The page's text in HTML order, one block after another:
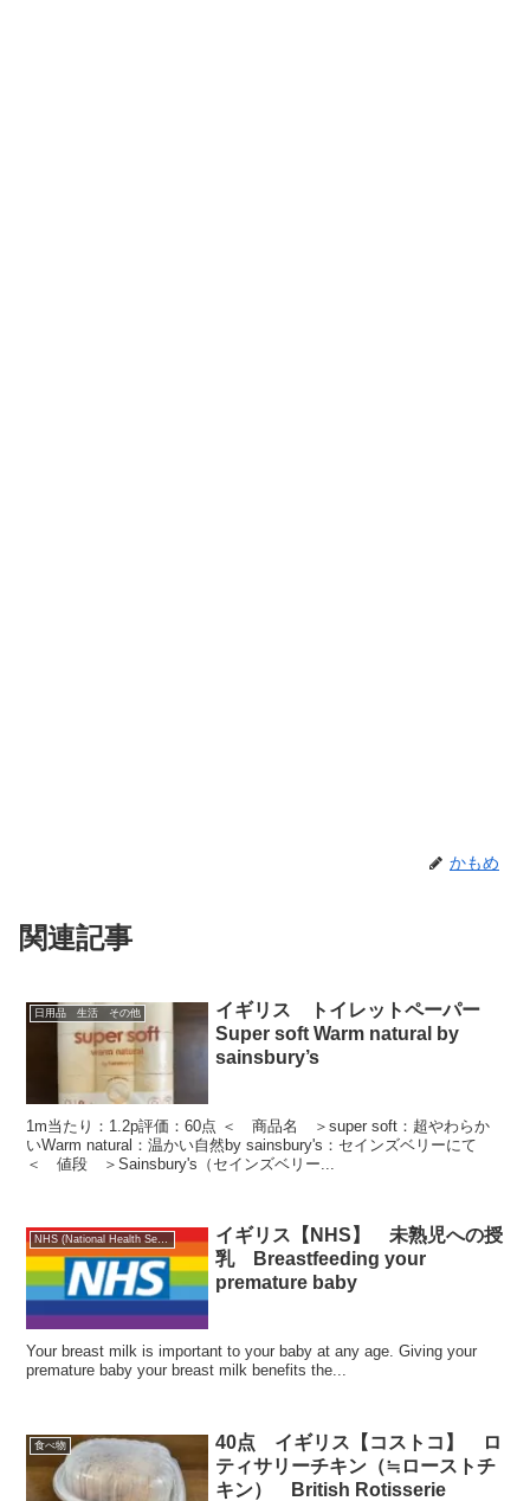
かもめ
関連記事
日用品 生活 その他
イギリス トイレットペーパー
Super soft Warm natural by
sainsbury’s
1m当たり：1.2p評価：60点 ＜ 商品名 ＞super soft：超やわらか
いWarm natural：温かい自然by sainsbury's：セインズベリーにて
＜ 値段 ＞Sainsbury's（セインズベリー...
NHS (National Health Service)
イギリス【NHS】 未熟児への授
乳 Breastfeeding your
premature baby
Your breast milk is important to your baby at any age. Giving your
premature baby your breast milk benefits the...
食べ物
40点 イギリス【コストコ】 ロ
ティサリーチキン（≒ローストチ
キン） British Rotisserie